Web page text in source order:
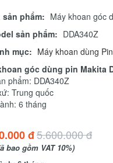
sản phẩm: Máy khoan góc
sản phẩm: DDA340Z
mục: Máy khoan dùng
góc dùng pin Makita
phẩm: DDA340Z
Trung quốc
6 tháng
đ5.600.000 đ
bao gồm VAT 10%)